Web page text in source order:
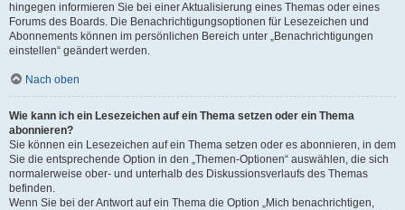
hingegen informieren Sie bei einer Aktualisierung eines Themas oder eines
Forums des Boards. Die Benachrichtigungsoptionen für Lesezeichen und
Abonnements können im persönlichen Bereich unter „Benachrichtigungen
einstellen“ geändert werden.
Nach oben
Wie kann ich ein Lesezeichen auf ein Thema setzen oder ein Thema
abonnieren?
Sie können ein Lesezeichen auf ein Thema setzen oder es abonnieren, in dem
Sie die entsprechende Option in den „Themen-Optionen“ auswählen, die sich
normalerweise ober- und unterhalb des Diskussionsverlaufs des Themas
befinden.
Wenn Sie bei der Antwort auf ein Thema die Option „Mich benachrichtigen,